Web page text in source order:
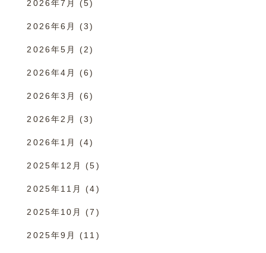
2026年7月 (5)
2026年6月 (3)
2026年5月 (2)
2026年4月 (6)
2026年3月 (6)
2026年2月 (3)
2026年1月 (4)
2025年12月 (5)
2025年11月 (4)
2025年10月 (7)
2025年9月 (11)